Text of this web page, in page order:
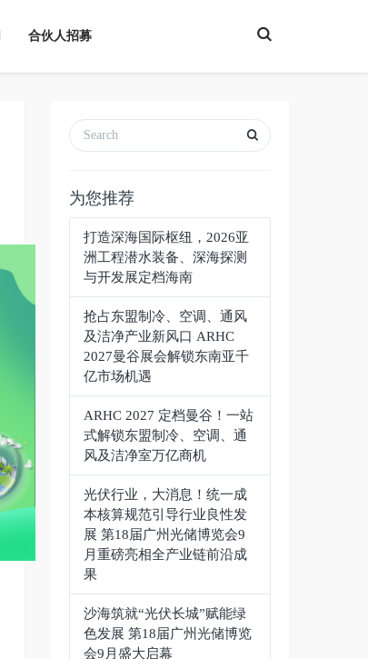
T
o
g
e
a
r
合伙人招募
为您推荐
打造深海国际枢纽，2026亚
洲工程潜水装备、深海探测
与开发展定档海南
抢占东盟制冷、空调、通风
及洁净产业新风口 ARHC
2027曼谷展会解锁东南亚千
亿市场机遇
ARHC 2027 定档曼谷！一站
式解锁东盟制冷、空调、通
风及洁净室万亿商机
光伏行业，大消息！统一成
本核算规范引导行业良性发
展 第18届广州光储博览会9
月重磅亮相全产业链前沿成
果
沙海筑就“光伏长城”赋能绿
色发展 第18届广州光储博览
会9月盛大启幕